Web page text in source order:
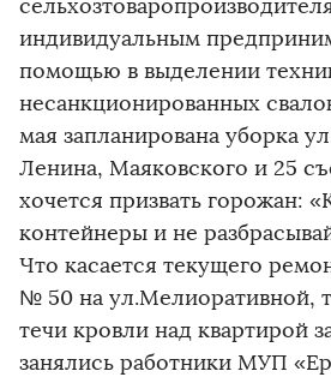
индивидуальным
помощью в выделении
несанкционированных
мая запланирована уборка
Ленина, Маяковского и 25
хочется призвать горожан:
контейнеры и не
Что касается текущего
№ 50 на ул.Мелиоративной,
течи кровли над квартирой
занялись работники МУП